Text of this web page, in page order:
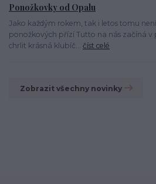
Ponožkovky od Opalu
Jako každým rokem, tak i letos tomu
ponožkových přízí Tutto na nás začíná
chrlit krásná klubíč... číst celé
Zobrazit všechny novinky